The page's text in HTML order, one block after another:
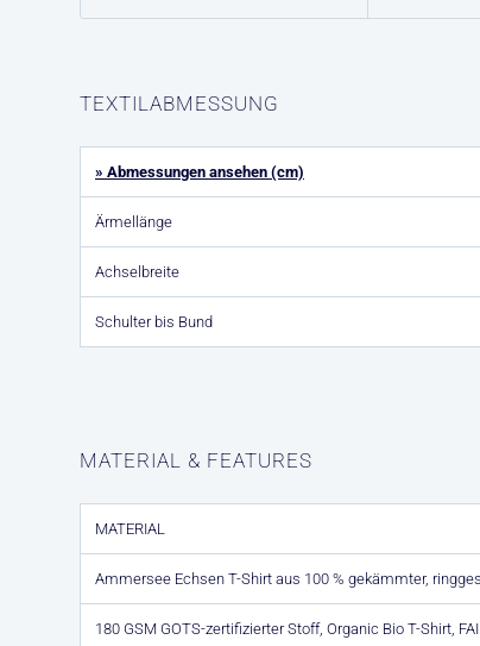
TEXTILABMESSUNG
» Abmessungen ansehen (cm)
Ärmellänge
Achselbreite
Schulter bis Bund
MATERIAL & FEATURES
MATERIAL
Ammersee Echsen T-Shirt aus 100 % gekämmter,
180 GSM GOTS-zertifizierter Stoff, Organic Bio T-Shirt,